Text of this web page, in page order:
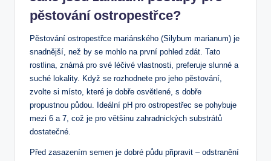
pěstování ostropestřce?
Pěstování ostropestřce mariánského (Silybum marianum) je
snadnější, než by se mohlo na první pohled zdát. Tato
rostlina, známá pro své léčivé vlastnosti, preferuje slunné a
suché lokality. Když se rozhodnete pro jeho pěstování,
zvolte si místo, které je dobře osvětlené, s dobře
propustnou půdou. Ideální pH pro ostropestřec se pohybuje
mezi 6 a 7, což je pro většinu zahradnických substrátů
dostatečné.
Před zasazením semen je dobré půdu připravit – odstranění